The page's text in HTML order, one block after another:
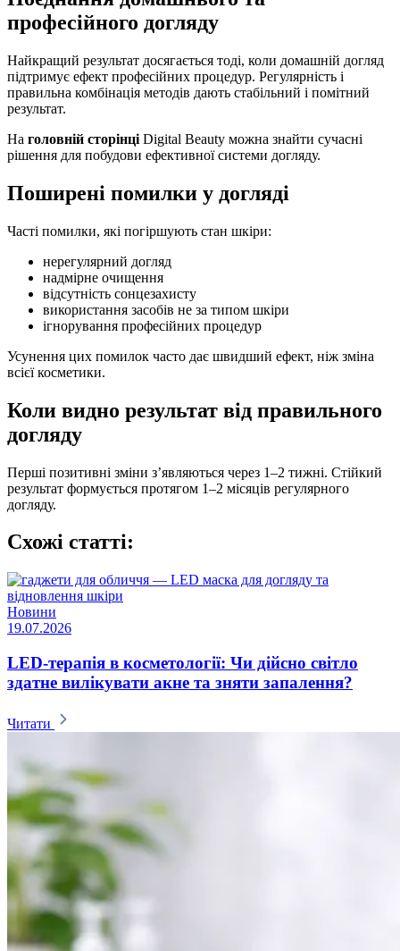
професійного догляду
Найкращий результат досягається тоді, коли домашній догляд
підтримує ефект професійних процедур. Регулярність і
правильна комбінація методів дають стабільний і помітний
результат.
На головній сторінці Digital Beauty можна знайти сучасні
рішення для побудови ефективної системи догляду.
Поширені помилки у догляді
Часті помилки, які погіршують стан шкіри:
нерегулярний догляд
надмірне очищення
відсутність сонцезахисту
використання засобів не за типом шкіри
ігнорування професійних процедур
Усунення цих помилок часто дає швидший ефект, ніж зміна
всієї косметики.
Коли видно результат від правильного
догляду
Перші позитивні зміни з’являються через 1–2 тижні. Стійкий
результат формується протягом 1–2 місяців регулярного
догляду.
Схожі статті:
Новини
19.07.2026
LED-терапія в косметології: Чи дійсно світло
здатне вилікувати акне та зняти запалення?
Читати